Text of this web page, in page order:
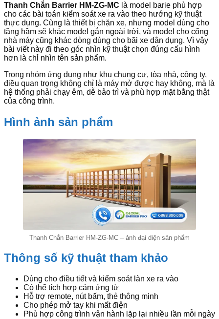
Thanh Chắn Barrier HM-ZG-MC là model barie phù hợp
cho các bài toán kiểm soát xe ra vào theo hướng kỹ thuật
thực dụng. Cùng là thiết bị chặn xe, nhưng model dùng cho
tầng hầm sẽ khác model gắn ngoài trời, và model cho cổng
nhà máy cũng khác dòng dùng cho bãi xe dân dụng. Vì vậy
bài viết này đi theo góc nhìn kỹ thuật chọn đúng cấu hình
hơn là chỉ nhìn tên sản phẩm.
Trong nhóm ứng dụng như khu chung cư, tòa nhà, công ty,
điều quan trọng không chỉ là máy mở được hay không, mà là
hệ thống phải chạy êm, dễ bảo trì và phù hợp mặt bằng thật
của công trình.
Hình ảnh sản phẩm
Thanh Chắn Barrier HM-ZG-MC – ảnh đại diện sản phẩm
Thông số kỹ thuật tham khảo
Dùng cho điều tiết và kiểm soát làn xe ra vào
Có thể tích hợp cảm ứng từ
Hỗ trợ remote, nút bấm, thẻ thông minh
Cho phép mở tay khi mất điện
Phù hợp công trình vận hành lặp lại nhiều lần mỗi ngày